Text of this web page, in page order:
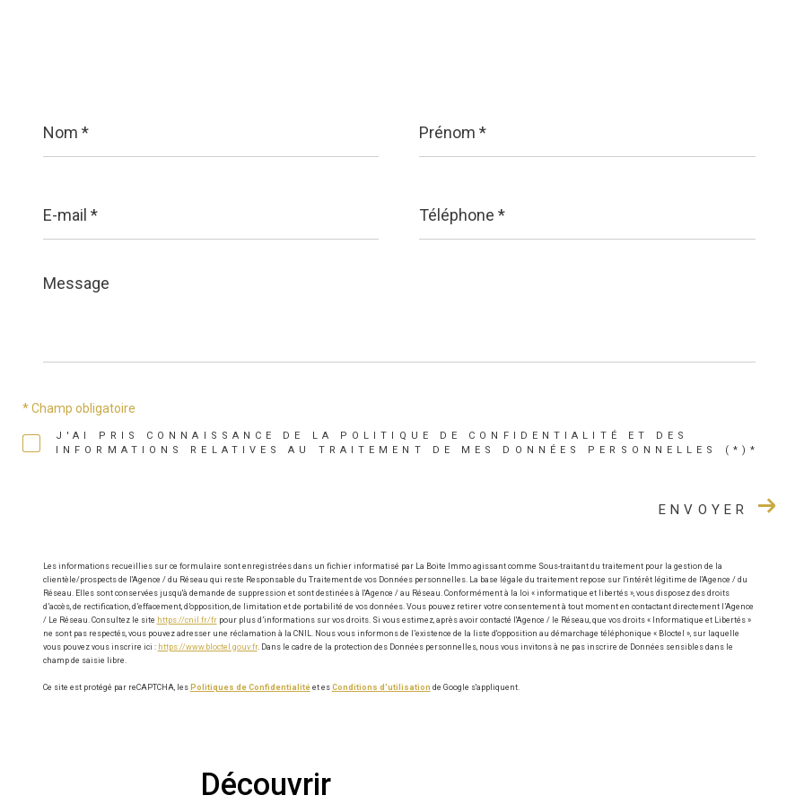
*
*
mail
*
*
Message
*
J'AI PRIS CONNAISSANCE DE LA POLITIQUE DE CONFIDENTIALITÉ ET DES
INFORMATIONS RELATIVES AU TRAITEMENT DE MES DONNÉES PERSONNELLES (*)*
* Champ obligatoire
ENVOYER
Les informations recueillies sur ce formulaire sont enregistrées dans un fichier informatisé par La Boite Immo agissant comme Sous-traitant du traitement pour la gestion de la
clientèle/prospects de l'Agence / du Réseau qui reste Responsable du Traitement de vos Données personnelles. La base légale du traitement repose sur l'intérêt légitime de l'Agence / du
Réseau. Elles sont conservées jusqu'à demande de suppression et sont destinées à l'Agence / au Réseau. Conformément à la loi « informatique et libertés », vous disposez des droits
d’accès, de rectification, d’effacement, d’opposition, de limitation et de portabilité de vos données. Vous pouvez retirer votre consentement à tout moment en contactant directement l’Agence
/ Le Réseau. Consultez le site https://cnil.fr/frpour plus d’informations sur vos droits. Si vous estimez, après avoir contacté l'Agence / le Réseau, que vos droits « Informatique et Libertés »
ne sont pas respectés, vous pouvez adresser une réclamation à la CNIL. Nous vous informons de l’existence de la liste d'opposition au démarchage téléphonique « Bloctel », sur laquelle
vous pouvez vous inscrire ici : https://www.bloctel.gouv.fr. Dans le cadre de la protection des Données personnelles, nous vous invitons à ne pas inscrire de Données sensibles dans le
champ de saisie libre.
Ce site est protégé par reCAPTCHA, les Politiques de Confidentialitéet es Conditions d'utilisation de Google s'appliquent.
découvrir